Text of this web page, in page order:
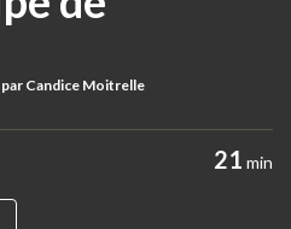
par Candice Moitrelle
21 min